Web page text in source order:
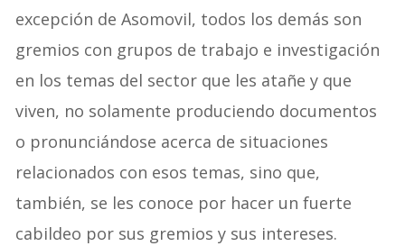
excepción de Asomovil, todos los demás son
gremios con grupos de trabajo e investigación
en los temas del sector que les atañe y que
viven, no solamente produciendo documentos
o pronunciándose acerca de situaciones
relacionados con esos temas, sino que,
también, se les conoce por hacer un fuerte
cabildeo por sus gremios y sus intereses.